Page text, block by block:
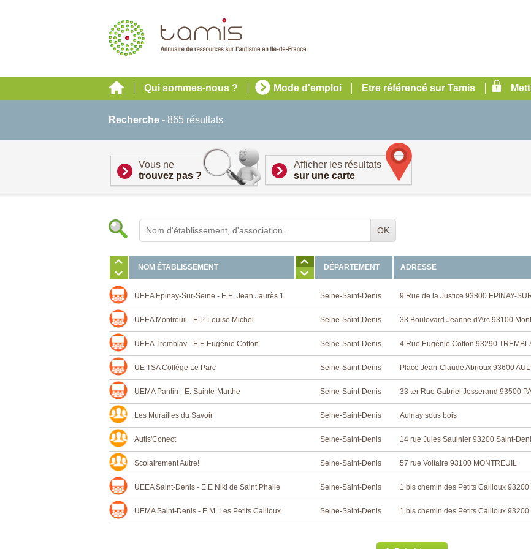
Qui sommes-nous ? Mode d'emploi Etre référencé sur Tamis
Recherche - 865 résultats
Vous ne
trouvez pas ?
Afficher les résultats
sur une carte
OK
NOM ÉTABLISSEMENT DÉPARTEMENT ADRESSE
UEEA Epinay-Sur-Seine - E.E. Jean Jaurès 1 Seine-Saint-Denis 9 Rue de la Justice 93800 EPINAY-
UEEA Montreuil - E.P. Louise Michel Seine-Saint-Denis 33 Boulevard Jeanne d'Arc 93100
UEEA Tremblay - E.E Eugénie Cotton Seine-Saint-Denis 4 Rue Eugénie Cotton 93290
UE TSA Collège Le Parc Seine-Saint-Denis Place Jean-Claude Abrioux 93600
UEMA Pantin - E. Sainte-Marthe Seine-Saint-Denis 33 ter Rue Gabriel Josserand 93500
Les Murailles du Savoir Seine-Saint-Denis Aulnay sous bois
Autis'Conect Seine-Saint-Denis 14 rue Jules Saulnier 93200 Saint-
Scolairement Autre! Seine-Saint-Denis 57 rue Voltaire 93100 MONTREUIL
UEEA Saint-Denis - E.E Niki de Saint Phalle Seine-Saint-Denis 1 bis chemin des Petits Cailloux
UEMA Saint-Denis - E.M. Les Petits Cailloux Seine-Saint-Denis 1 bis chemin des Petits Cailloux